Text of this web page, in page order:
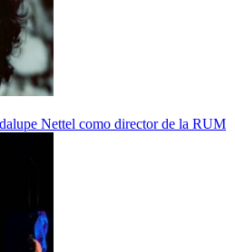
Nettel como director de la RUM